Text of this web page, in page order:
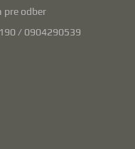
pre odber
/ 0904290539